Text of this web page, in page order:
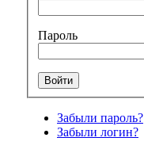
Пароль
Забыли пароль?
Забыли логин?